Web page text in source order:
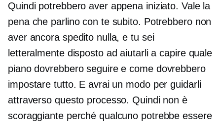
Quindi potrebbero aver appena iniziato. Vale la
pena che parlino con te subito. Potrebbero non
aver ancora spedito nulla, e tu sei
letteralmente disposto ad aiutarli a capire quale
piano dovrebbero seguire e come dovrebbero
impostare tutto. E avrai un modo per guidarli
attraverso questo processo. Quindi non è
scoraggiante perché qualcuno potrebbe essere